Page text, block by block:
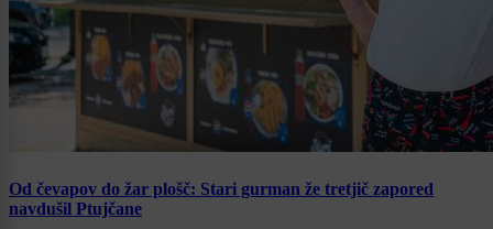
Od čevapov do žar plošč: Stari gurman že tretjič zapored
navdušil Ptujčane